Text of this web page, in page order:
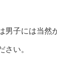
男子には当然
さい。